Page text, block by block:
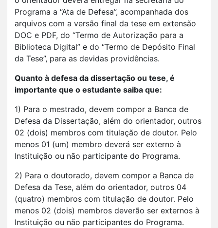
Programa a “Ata de Defesa”, acompanhada dos
arquivos com a versão final da tese em extensão
DOC e PDF, do “Termo de Autorização para a
Biblioteca Digital” e do “Termo de Depósito Final
da Tese”, para as devidas providências.
Quanto à defesa da dissertação ou tese, é
importante que o estudante saiba que:
1) Para o mestrado, devem compor a Banca de
Defesa da Dissertação, além do orientador, outros
02 (dois) membros com titulação de doutor. Pelo
menos 01 (um) membro deverá ser externo à
Instituição ou não participante do Programa.
2) Para o doutorado, devem compor a Banca de
Defesa da Tese, além do orientador, outros 04
(quatro) membros com titulação de doutor. Pelo
menos 02 (dois) membros deverão ser externos à
Instituição ou não participantes do Programa.